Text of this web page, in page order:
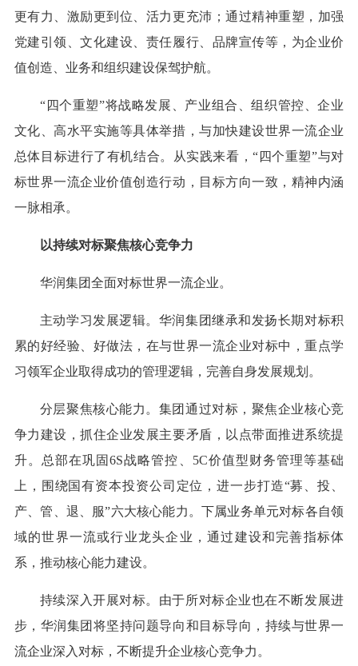
更有力、激励更到位、活力更充沛；通过精神重塑，加强
党建引领、文化建设、责任履行、品牌宣传等，为企业价
值创造、业务和组织建设保驾护航。
“四个重塑”将战略发展、产业组合、组织管控、企业
文化、高水平实施等具体举措，与加快建设世界一流企业
总体目标进行了有机结合。从实践来看，“四个重塑”与对
标世界一流企业价值创造行动，目标方向一致，精神内涵
一脉相承。
以持续对标聚焦核心竞争力
华润集团全面对标世界一流企业。
主动学习发展逻辑。华润集团继承和发扬长期对标积
累的好经验、好做法，在与世界一流企业对标中，重点学
习领军企业取得成功的管理逻辑，完善自身发展规划。
分层聚焦核心能力。集团通过对标，聚焦企业核心竞
争力建设，抓住企业发展主要矛盾，以点带面推进系统提
升。总部在巩固6S战略管控、5C价值型财务管理等基础
上，围绕国有资本投资公司定位，进一步打造“募、投、
产、管、退、服”六大核心能力。下属业务单元对标各自领
域的世界一流或行业龙头企业，通过建设和完善指标体
系，推动核心能力建设。
持续深入开展对标。由于所对标企业也在不断发展进
步，华润集团将坚持问题导向和目标导向，持续与世界一
流企业深入对标，不断提升企业核心竞争力。